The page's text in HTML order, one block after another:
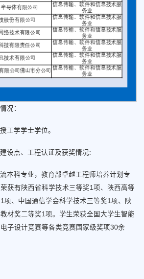
况：
工学学士学位。
设点、工程认证及获奖情况:
本科专业，教育部卓越工程师培养计划专
获有陕西省科学技术三等奖1项、陕西高等
项、中国通信学会科学技术三等奖1项、陕
材奖二等奖1项。学生荣获全国大学生智能
子设计竞赛等各类竞赛国家级奖项30余